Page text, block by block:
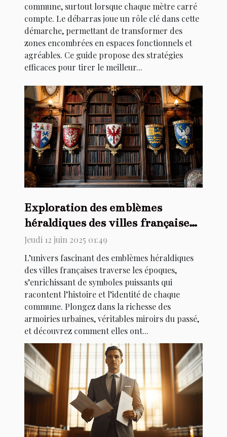
commune, surtout lorsque chaque mètre carré
compte. Le débarras joue un rôle clé dans cette
démarche, permettant de transformer des
zones encombrées en espaces fonctionnels et
agréables. Ce guide propose des stratégies
efficaces pour tirer le meilleur...
Exploration des emblèmes
héraldiques des villes françaises à
travers les âges
Jeudi 12 juin 2025 01:49
L’univers fascinant des emblèmes héraldiques
des villes françaises traverse les époques,
s’enrichissant de symboles puissants qui
racontent l’histoire et l’identité de chaque
commune. Plongez dans la richesse des
armoiries urbaines, véritables miroirs du passé,
et découvrez comment elles ont...